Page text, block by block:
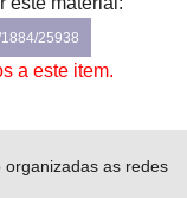
25938
a este item.
organizadas as redes